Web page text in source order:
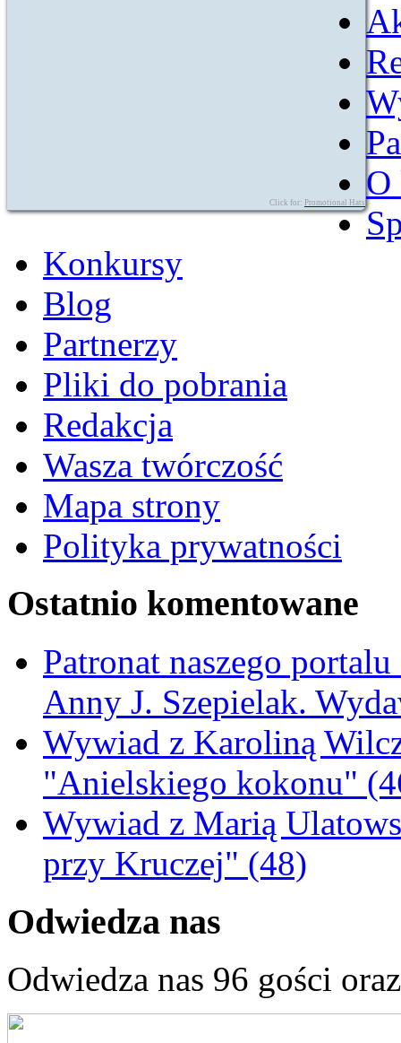
Click for: Promotional Hats
O
Konkursy
Blog
Partnerzy
Pliki do pobrania
Redakcja
Wasza twórczość
Mapa strony
Polityka prywatności
Ostatnio komentowane
Patronat naszego
Anny J. Szepielak.
Wywiad z Karoliną
"Anielskiego kokonu"
Wywiad z Marią
przy Kruczej" (48)
Odwiedza nas
Odwiedza nas 96 gości